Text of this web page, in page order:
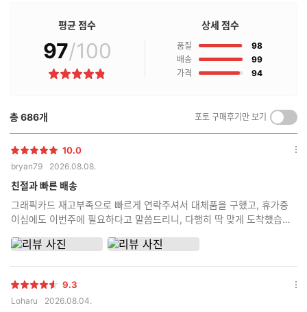
매
후
기
평균 점수
97/100
별
상세 점수
품질 98점
배송
99점
가격
94점
총686개 포토 구매후기만 보기
켜
기/
별
점
10.0
bryan79 2026.08.08.
친절과 빠른 배송
그래픽카드 재고부족으로 빠르게 연락주셔서 대체품을 구했고, 휴가중
이심에도 이번주에 필요하다고 말씀드리니, 다행히 딱 맞게 도착했습니
옵
별
점
9.3
Loharu 2026.08.04.
옵